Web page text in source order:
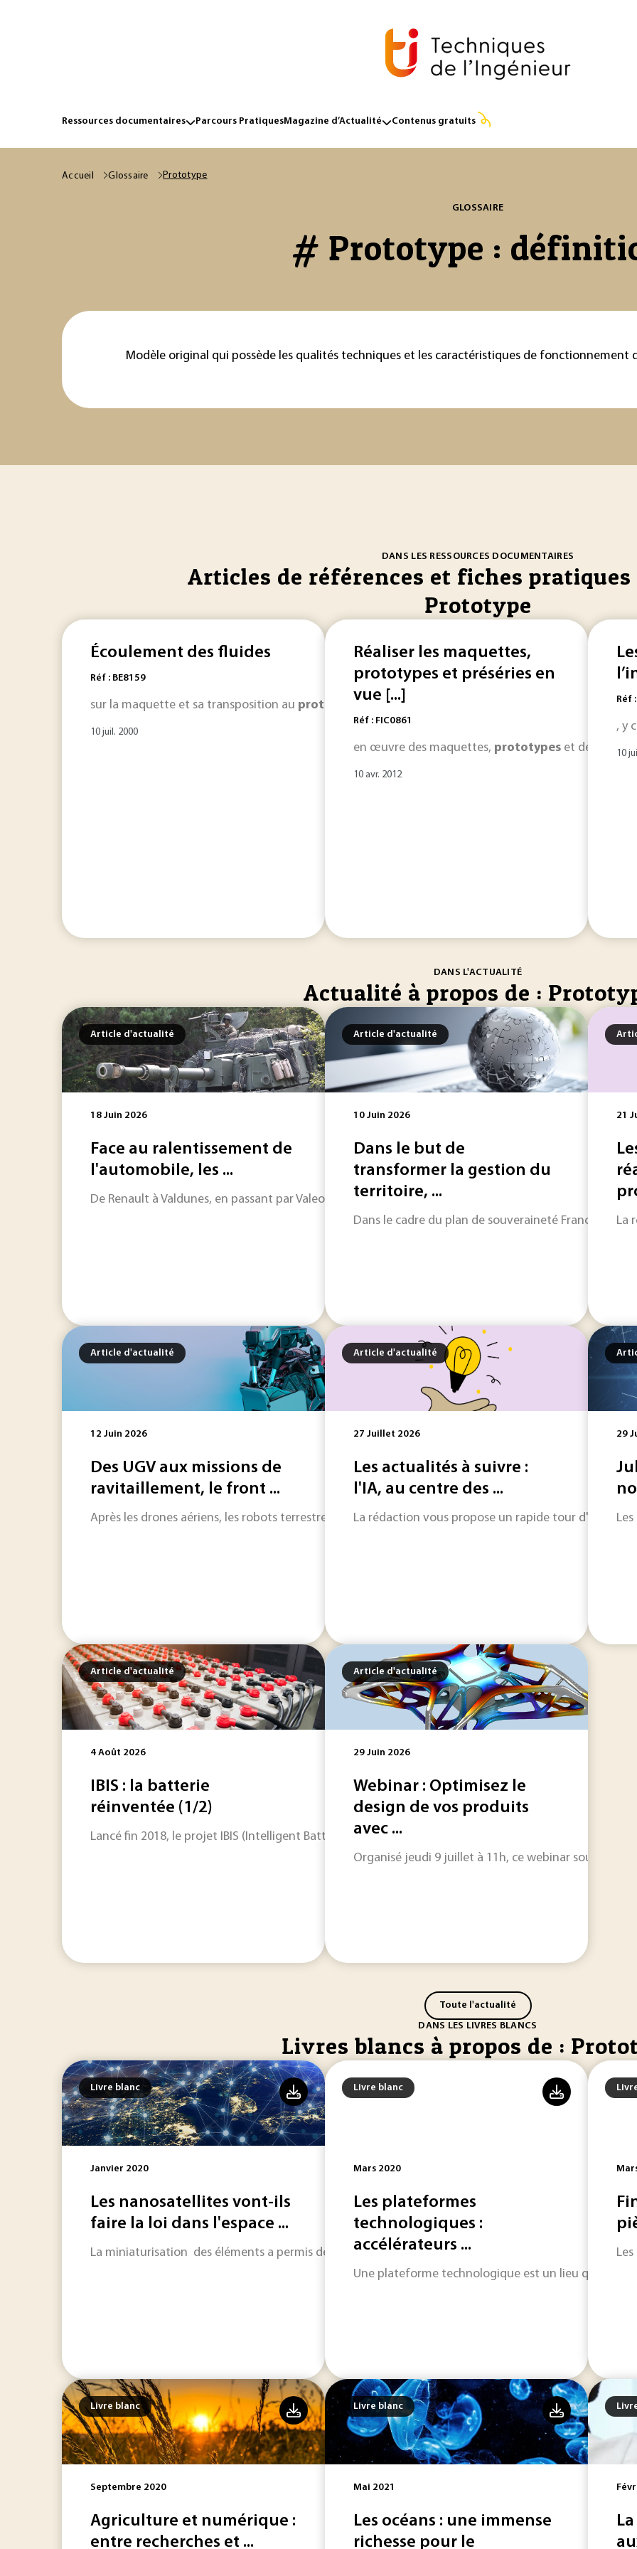
Ressources documentaires Parcours PratiquesMagazine d’Actualité Contenus gratuits
Accueil Glossaire Prototype
GLOSSAIRE
# Prototype :
Modèle original qui possède les qualités techniques et les caractéristiques de fonctionnement
DANS LES RESSOURCES DOCUMENTAIRES
Articles de références et fiches pratiques
Prototype
Écoulement des fluides
Réf : BE8159
sur la maquette et sa transposition au prototype . Ces conditions sont imposées par la théorie de la
10 juil. 2000
Réaliser les maquettes,
prototypes et préséries en
vue [...]
Réf : FIC0861
en œuvre des maquettes, prototypes et des
10 avr. 2012
Réf
, y
10
DANS L'ACTUALITÉ
Actualité à propos de :
Article d'actualité
18 Juin 2026
Face au ralentissement de
l'automobile, les ...
De Renault à Valdunes, en passant par Valeo, Walor Bordeaux ou SKF, plusieurs industriels engagés
Article d'actualité
10 Juin 2026
Dans le but de
transformer la gestion du
territoire, ...
Dans le cadre du plan de souveraineté France
21
La
Article d'actualité
12 Juin 2026
Des UGV aux missions de
ravitaillement, le front ...
Après les drones aériens, les robots terrestres prennent une place croissante dans la guerre en
Article d'actualité
27 Juillet 2026
Les actualités à suivre :
l'IA, au centre des ...
La rédaction vous propose un rapide tour
29
Article d'actualité
4 Août 2026
IBIS : la batterie
réinventée (1/2)
Lancé fin 2018, le projet IBIS (Intelligent Battery Integrated System) vise au développement d’une
Article d'actualité
29 Juin 2026
Webinar : Optimisez le
design de vos produits
avec ...
Organisé jeudi 9 juillet à 11h, ce webinar souligne
Toute l'actualité
DANS LES LIVRES BLANCS
Livres blancs à propos de :
Livre blanc
Janvier 2020
Les nanosatellites vont-ils
faire la loi dans l'espace ...
La miniaturisation des éléments a permis de développer des satellites plus petits, moins chers à
Livre blanc
Mars 2020
Les plateformes
technologiques :
accélérateurs ...
Une plateforme technologique est un lieu qui
Livre blanc
Septembre 2020
Agriculture et numérique :
entre recherches et ...
Livre blanc
Mai 2021
Les océans : une immense
richesse pour le